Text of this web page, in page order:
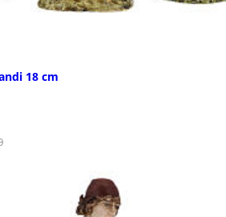
18 cm